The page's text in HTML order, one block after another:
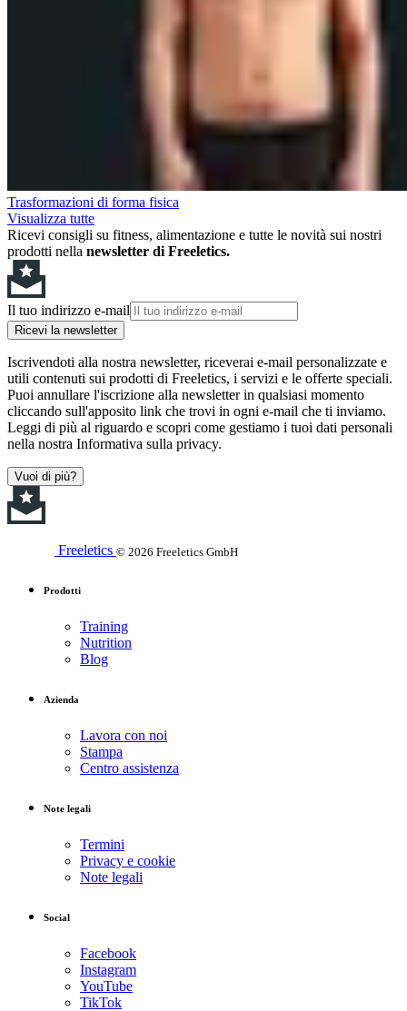
Trasformazioni di forma fisica
Visualizza tutte
Ricevi consigli su fitness, alimentazione e tutte le novità sui nostri
prodotti nella newsletter di Freeletics.
Il tuo indirizzo e-mail
Ricevi la newsletter
Iscrivendoti alla nostra newsletter, riceverai e-mail personalizzate e
utili contenuti sui prodotti di Freeletics, i servizi e le offerte speciali.
Puoi annullare l'iscrizione alla newsletter in qualsiasi momento
cliccando sull'apposito link che trovi in ogni e-mail che ti inviamo.
Leggi di più al riguardo e scopri come gestiamo i tuoi dati personali
nella nostra Informativa sulla privacy.
Vuoi di più?
Freeletics © 2026 Freeletics GmbH
Prodotti
Training
Nutrition
Blog
Azienda
Lavora con noi
Stampa
Centro assistenza
Note legali
Termini
Privacy e cookie
Note legali
Social
Facebook
Instagram
YouTube
TikTok